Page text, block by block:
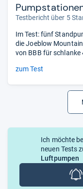
Testbericht über 5
Im Test: fünf
die Joeblow
von BBB für schlanke
zum Test
Ich möchte
neuen Tests
Luftpumpen